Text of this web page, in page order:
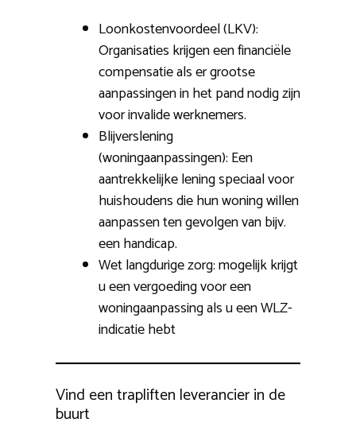
Loonkostenvoordeel (LKV):
Organisaties krijgen een financiële
compensatie als er grootse
aanpassingen in het pand nodig zijn
voor invalide werknemers.
Blijverslening
(woningaanpassingen): Een
aantrekkelijke lening speciaal voor
huishoudens die hun woning willen
aanpassen ten gevolgen van bijv.
een handicap.
Wet langdurige zorg: mogelijk krijgt
u een vergoeding voor een
woningaanpassing als u een WLZ-
indicatie hebt
Vind een trapliften leverancier in de
buurt